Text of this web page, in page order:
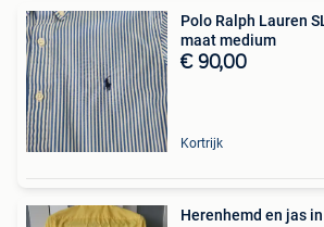
Polo Ralph Lauren
maat medium
€ 90,00
Kortrijk
Herenhemd en jas